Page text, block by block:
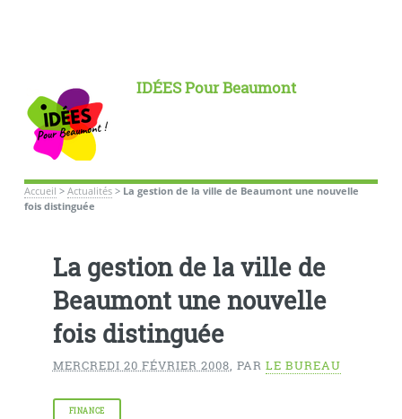
IDÉES Pour Beaumont
Accueil > Actualités> La gestion de la ville de Beaumont une nouvelle
fois distinguée
La gestion de la ville de
Beaumont une nouvelle
fois distinguée
MERCREDI 20 FÉVRIER 2008, PAR LE BUREAU
FINANCE